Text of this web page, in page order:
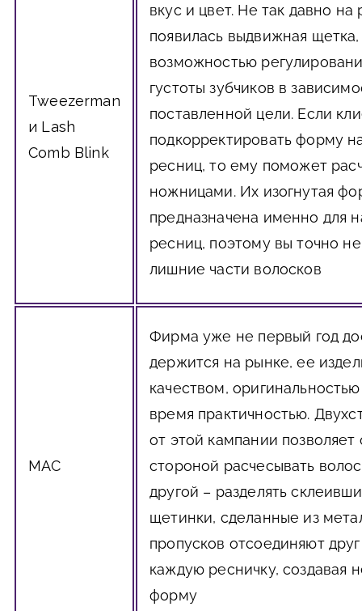
Tweezerman
и Lash
Comb Blink
вкус и цвет. Не так давно на
появилась выдвижная щетка,
возможностью
густоты зубчиков в
поставленной цели. Если
подкорректировать форму
ресниц, то ему поможет
ножницами. Их изогнутая
предназначена именно для
ресниц, поэтому вы точно
лишние части волосков
МАС
Фирма уже не первый год
держится на рынке, ее
качеством,
время практичностью.
от этой кампании позволяет
стороной расчесывать
другой – разделять
щетинки, сделанные из
пропусков отсоединяют
каждую ресничку, создавая
форму